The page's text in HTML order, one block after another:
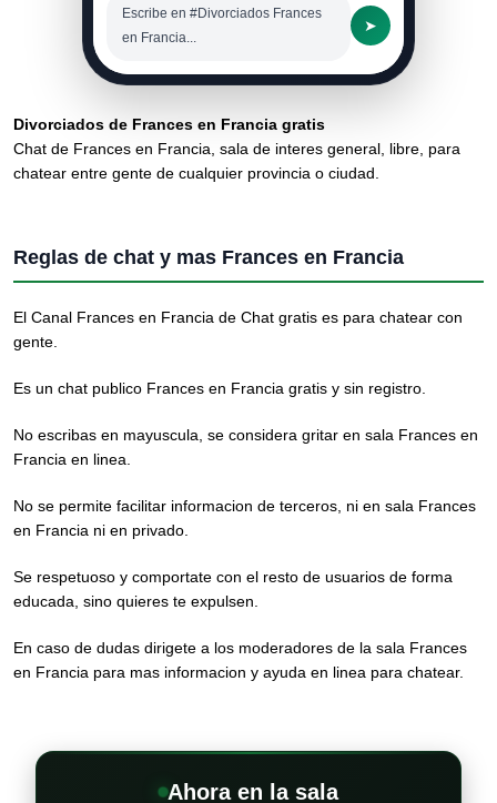
Escribe en #Divorciados Frances
en Francia...
➤
Divorciados de Frances en Francia gratis
Chat de Frances en Francia, sala de interes general, libre, para
chatear entre gente de cualquier provincia o ciudad.
Reglas de chat y mas Frances en Francia
El Canal Frances en Francia de Chat gratis es para chatear con
gente.
Es un chat publico Frances en Francia gratis y sin registro.
No escribas en mayuscula, se considera gritar en sala Frances en
Francia en linea.
No se permite facilitar informacion de terceros, ni en sala Frances
en Francia ni en privado.
Se respetuoso y comportate con el resto de usuarios de forma
educada, sino quieres te expulsen.
En caso de dudas dirigete a los moderadores de la sala Frances
en Francia para mas informacion y ayuda en linea para chatear.
Ahora en la sala